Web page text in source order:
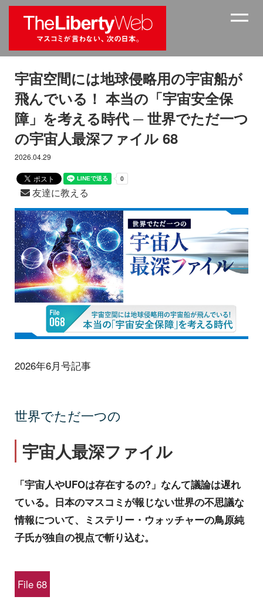
宇宙空間には地球侵略用の宇宙船が
飛んでいる！ 本当の「宇宙安全保
障」を考える時代 ─ 世界でただ一つ
の宇宙人最深ファイル 68
2026.04.29
友達に教える
2026年6月号記事
世界でただ一つの
宇宙人最深ファイル
「宇宙人やUFOは存在するの?」なんて議論は遅れ
ている。日本のマスコミが報じない世界の不思議な
情報について、ミステリー・ウォッチャーの鳥原純
子氏が独自の視点で斬り込む。
File 68